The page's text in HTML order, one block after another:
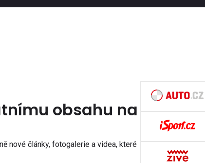
obsahu na
nové články, fotogalerie a videa, které